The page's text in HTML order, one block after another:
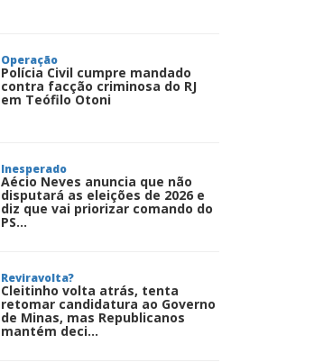
Operação
Polícia Civil cumpre mandado
contra facção criminosa do RJ
em Teófilo Otoni
Inesperado
Aécio Neves anuncia que não
disputará as eleições de 2026 e
diz que vai priorizar comando do
PS...
Reviravolta?
Cleitinho volta atrás, tenta
retomar candidatura ao Governo
de Minas, mas Republicanos
mantém deci...